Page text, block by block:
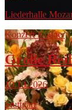
Liederhalle
Konzert Klavier
Große
10.10.2026
Stuttgart